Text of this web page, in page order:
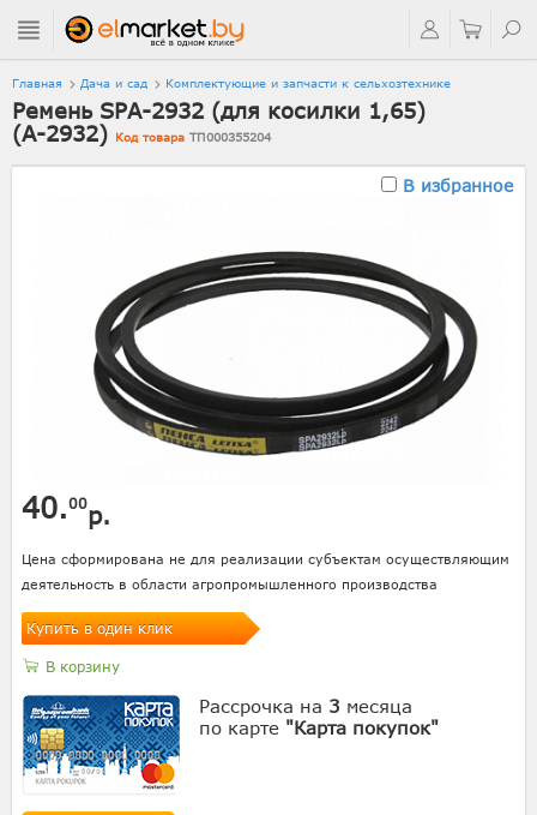
Главная Дача и сад Комплектующие и запчасти к сельхозтехнике
Ремень SPA-2932 (для косилки 1,65)
(А-2932) Код товара ТП000355204
В избранное
40.00р.
Цена сформирована не для реализации субъектам осуществляющим
деятельность в области агропромышленного производства
Купить в один клик
В корзину
Рассрочка на 3 месяца
по карте "Карта покупок"